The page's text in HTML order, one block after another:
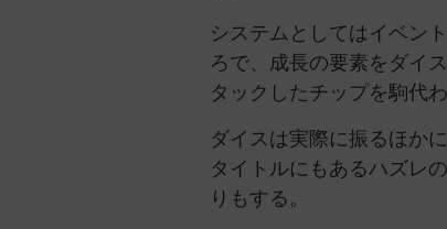
システムとしてはイベン
ろで、成長の要素をダイ
タックしたチップを駒代
ダイスは実際に振るほか
タイトルにもあるハズレ
りもする。